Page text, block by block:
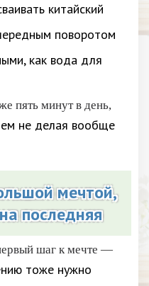
китайский
поворотом
как вода для
пять минут в день,
не делая вообще
мечтой,
последняя
шаг к мечте —
тоже нужно